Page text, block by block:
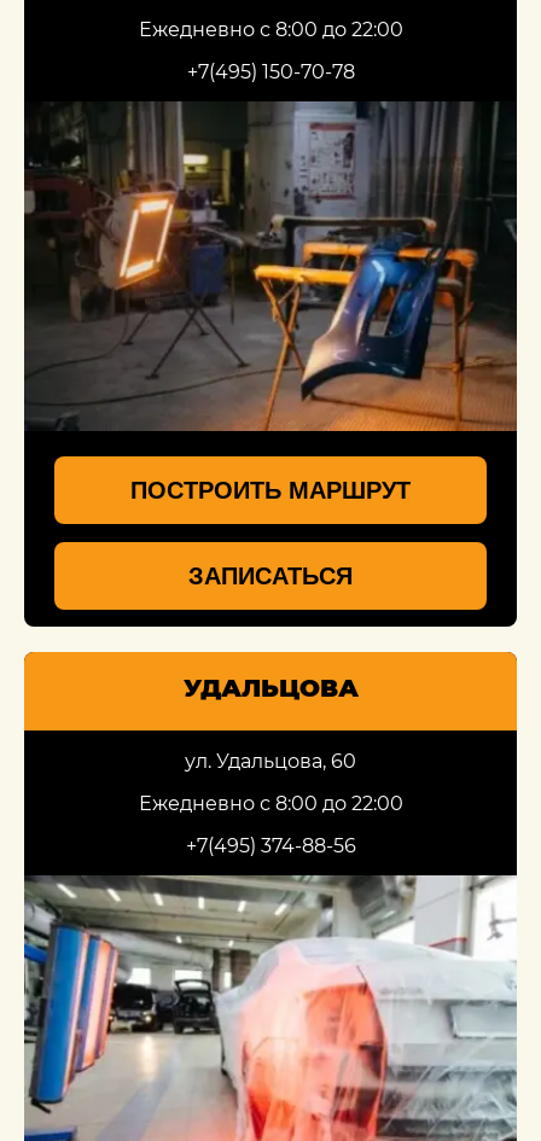
Ежедневно с 8:00 до 22:00
+7(495) 150-70-78
ПОСТРОИТЬ МАРШРУТ
ЗАПИСАТЬСЯ
УДАЛЬЦОВА
ул. Удальцова, 60
Ежедневно с 8:00 до 22:00
+7(495) 374-88-56